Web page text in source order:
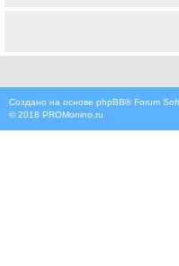
Создано на основе phpBB® Forum
© 2018 PROMonino.ru